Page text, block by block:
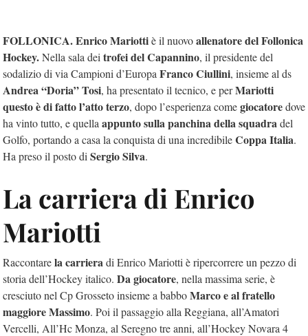
FOLLONICA. Enrico Mariottiè il nuovoallenatore del Follonica
Hockey.Nella sala dei trofei del Capannino, il presidente del
sodalizio di via Campioni d’Europa Franco Ciullini, insieme al ds
Andrea “Doria” Tosi, ha presentato il tecnico, e perMariotti
questo è di fatto l’atto terzo, dopo l’esperienza comegiocatoredove
ha vinto tutto, e quella appunto sulla panchina della squadradel
Golfo, portando a casa la conquista di una incredibileCoppa Italia.
Ha preso il posto di Sergio Silva.
La carriera di Enrico
Mariotti
Raccontarela carrieradi Enrico Mariotti è ripercorrere un pezzo di
storia dell’Hockey italico. Da giocatore, nella massima serie, è
cresciuto nel Cp Grosseto insieme a babboMarco e al fratello
maggiore Massimo. Poi il passaggio alla Reggiana, all’Amatori
Vercelli, All’Hc Monza, al Seregno tre anni, all’Hockey Novara 4